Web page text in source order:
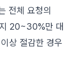
전체 요청의
20~30%만 대
상 절감한 경우